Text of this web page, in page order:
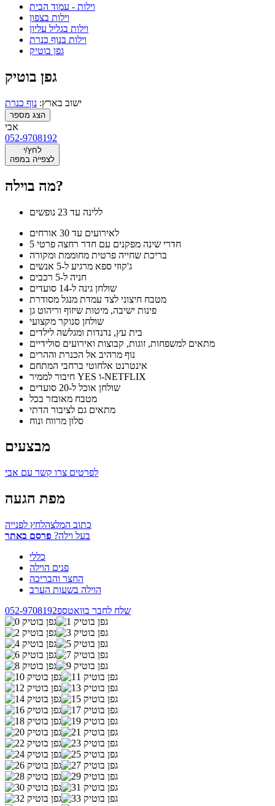
וילות - עמוד הבית
וילות בצפון
וילות בגליל עליון
וילות בנוף כנרת
גפן בוטיק
גפן בוטיק
ישוב בארץ: נוף כנרת
הצג מספר
אבי
052-9708192
לחץ/י
לצפייה במפה
מה בוילה?
ללינה עד 23 נופשים
לאירועים עד 30 אורחים
5 חדרי שינה מפקנים עם חדר רחצה פרטי
בריכת שחייה פרטית מחוממת ומקורה
ג'קוזי ספא מרגיע ל-5 אנשים
חניה ל-5 רכבים
שולחן גינה ל-14 סועדים
מטבח חיצוני לצד עמדת מנגל מסודרת
פינות ישיבה, מיטות שיזוף וריהוט גן
שולחן סנוקר מקצועי
בית עץ, נדנדות ומגלשה לילדים
מתאים למשפחות, זוגות, קבוצות ואירועים סולידיים
נוף מרהיב אל הכנרת וההרים
אינטרנט אלחוטי ברחבי המתחם
חיבור לממיר YES ו-NETFLIX
שולחן אוכל ל-20 סועדים
מטבח מאובזר בכל
מתאים גם לציבור הדתי
סלון מרווח ונוח
מבצעים
לפרטים צרו קשר עם אבי
מפת הגעה
כתוב המלצהלחץ לפנייה
בעל וילה? פרסם באתר
כללי
פנים הוילה
החצר והבריכה
הוילה בשעות הערב
052-9708192שלח לחבר בוואטספ